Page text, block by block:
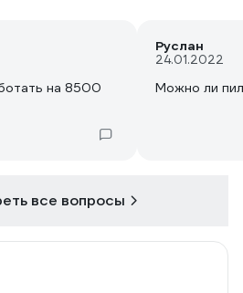
на 8500
Руслан
24.01.2022
Можно ли
все вопросы